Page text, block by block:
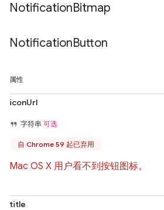
NotificationBitmap
NotificationButton
属性
iconUrl
字符串 可选
自 Chrome 59 起已弃用
Mac OS X 用户看不到按钮图标。
title